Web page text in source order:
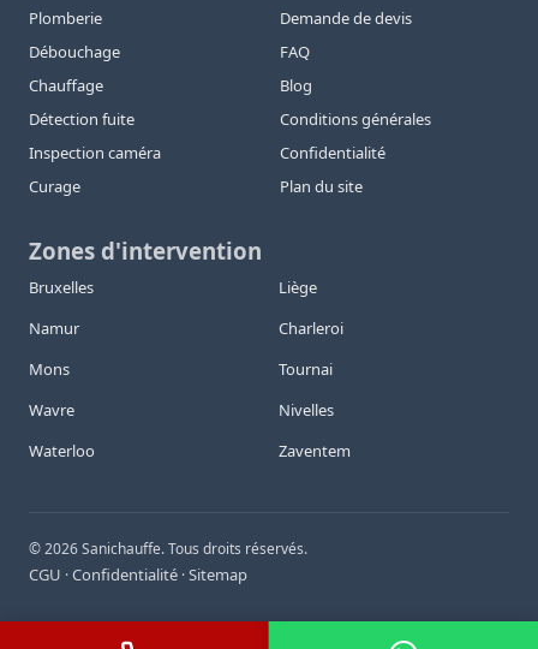
Plomberie
Débouchage
Chauffage
Détection fuite
Inspection caméra
Curage
Demande de devis
FAQ
Blog
Conditions générales
Confidentialité
Plan du site
Zones d'intervention
Bruxelles
Liège
Namur
Charleroi
Mons
Tournai
Wavre
Nivelles
Waterloo
Zaventem
©2026Sanichauffe. Tous droits réservés.
CGU ·Confidentialité ·Sitemap